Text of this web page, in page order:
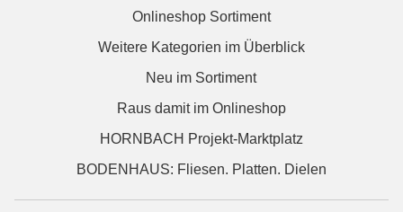
Onlineshop Sortiment
Weitere Kategorien im Überblick
Neu im Sortiment
Raus damit im Onlineshop
HORNBACH Projekt-Marktplatz
BODENHAUS: Fliesen. Platten. Dielen